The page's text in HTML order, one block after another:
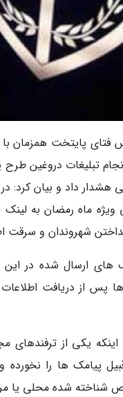
فتای پایتخت
تبلیغات دروغین طرح
هشدار داد و بیان
ماه رمضان به لینک
شهروندان و سرقت
ارسال شده در این
پس از دریافت
یکی از
پیامک ها را
شده محلی یا